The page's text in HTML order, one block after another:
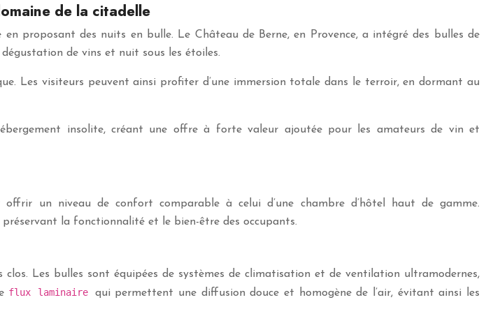
de la citadelle
proposant des nuits en bulle. Le Château de Berne, en Provence, a intégré des bulles de
de vins et nuit sous les étoiles.
Les visiteurs peuvent ainsi profiter d’une immersion totale dans le terroir, en dormant au
insolite, créant une offre à forte valeur ajoutée pour les amateurs de vin et
un niveau de confort comparable à celui d’une chambre d’hôtel haut de gamme.
préservant la fonctionnalité et le bien-être des occupants.
Les bulles sont équipées de systèmes de climatisation et de ventilation ultramodernes,
flux laminaire qui permettent une diffusion douce et homogène de l’air, évitant ainsi les